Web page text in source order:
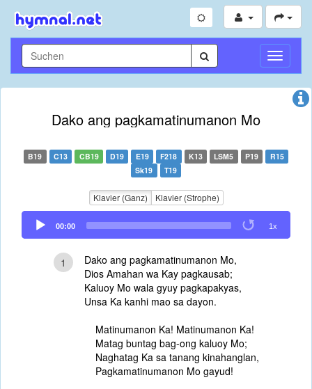
Dako ang pagkamatinumanon Mo
B19 C13 CB19 D19 E19 F218 K13 LSM5 P19
R15
Sk19
T19
Klavier (Ganz) Klavier (Strophe)
Audio
Player
00:00 1x
1
Dako ang pagkamatinumanon Mo,
Dios Amahan wa Kay pagkausab;
Kaluoy Mo wala gyuy pagkapakyas,
Unsa Ka kanhi mao sa dayon.
Matinumanon Ka! Matinumanon Ka!
Matag buntag bag-ong kaluoy Mo;
Naghatag Ka sa tanang kinahanglan,
Pagkamatinumanon Mo gayud!